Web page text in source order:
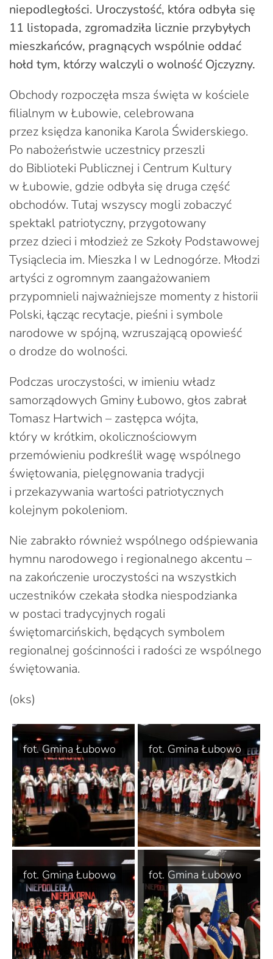
niepodległości. Uroczystość, która odbyła się
11 listopada, zgromadziła licznie przybyłych
mieszkańców, pragnących wspólnie oddać
hołd tym, którzy walczyli o wolność Ojczyzny.
Obchody rozpoczęła msza święta w kościele
filialnym w Łubowie, celebrowana
przez księdza kanonika Karola Świderskiego.
Po nabożeństwie uczestnicy przeszli
do Biblioteki Publicznej i Centrum Kultury
w Łubowie, gdzie odbyła się druga część
obchodów. Tutaj wszyscy mogli zobaczyć
spektakl patriotyczny, przygotowany
przez dzieci i młodzież ze Szkoły Podstawowej
Tysiąclecia im. Mieszka I w Lednogórze. Młodzi
artyści z ogromnym zaangażowaniem
przypomnieli najważniejsze momenty z historii
Polski, łącząc recytacje, pieśni i symbole
narodowe w spójną, wzruszającą opowieść
o drodze do wolności.
Podczas uroczystości, w imieniu władz
samorządowych Gminy Łubowo, głos zabrał
Tomasz Hartwich – zastępca wójta,
który w krótkim, okolicznościowym
przemówieniu podkreślił wagę wspólnego
świętowania, pielęgnowania tradycji
i przekazywania wartości patriotycznych
kolejnym pokoleniom.
Nie zabrakło również wspólnego odśpiewania
hymnu narodowego i regionalnego akcentu –
na zakończenie uroczystości na wszystkich
uczestników czekała słodka niespodzianka
w postaci tradycyjnych rogali
świętomarcińskich, będących symbolem
regionalnej gościnności i radości ze wspólnego
świętowania.
(oks)
fot. Gmina Łubowo fot. Gmina Łubowo
fot. Gmina Łubowo fot. Gmina Łubowo